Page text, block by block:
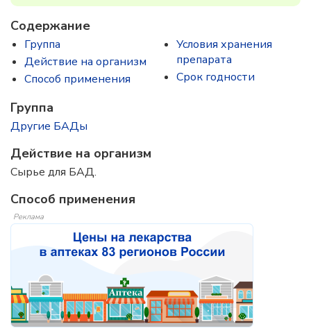
Содержание
Группа
Действие на организм
Способ применения
Условия хранения
препарата
Срок годности
Группа
Другие БАДы
Действие на организм
Сырье для БАД.
Способ применения
Реклама